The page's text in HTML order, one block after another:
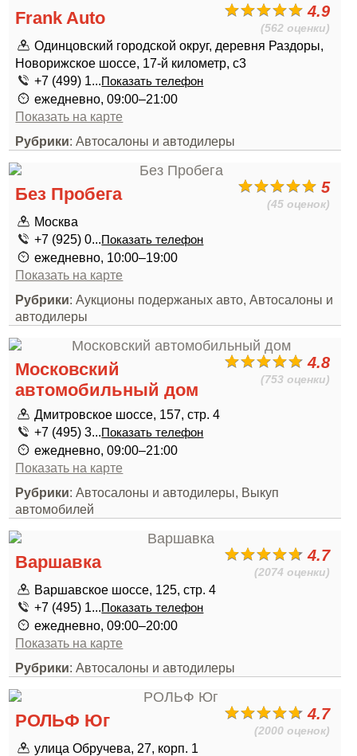
4.9
(562 оценки)
Frank Auto
Одинцовский городской округ, деревня Раздоры,
Новорижское шоссе, 17-й километр, с3
+7 (499) 1...Показать телефон
ежедневно, 09:00–21:00
Показать на карте
Рубрики: Автосалоны и автодилеры
5
(45 оценок)
Без Пробега
Москва
+7 (925) 0...Показать телефон
ежедневно, 10:00–19:00
Показать на карте
Рубрики: Аукционы подержаных авто, Автосалоны и
автодилеры
4.8
(753 оценки)
Московский
автомобильный дом
Дмитровское шоссе, 157, стр. 4
+7 (495) 3...Показать телефон
ежедневно, 09:00–21:00
Показать на карте
Рубрики: Автосалоны и автодилеры, Выкуп
автомобилей
4.7
(2074 оценки)
Варшавка
Варшавское шоссе, 125, стр. 4
+7 (495) 1...Показать телефон
ежедневно, 09:00–20:00
Показать на карте
Рубрики: Автосалоны и автодилеры
4.7
(2000 оценок)
РОЛЬФ Юг
улица Обручева, 27, корп. 1